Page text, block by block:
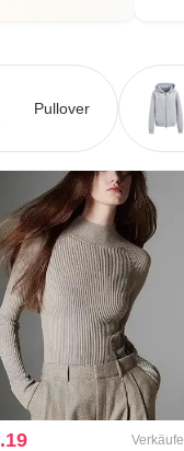
Pullover
Verkäufe